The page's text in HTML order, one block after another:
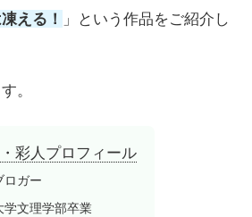
える！
」という作品をご紹介し
。
彩人プロフィール
ロガー
学文理学部卒業